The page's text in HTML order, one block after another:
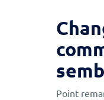
Point